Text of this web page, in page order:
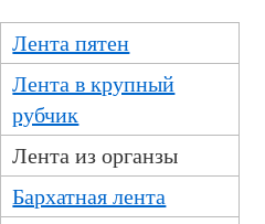
Лента пятен
Лента в крупный
рубчик
Лента из органзы
Бархатная лента